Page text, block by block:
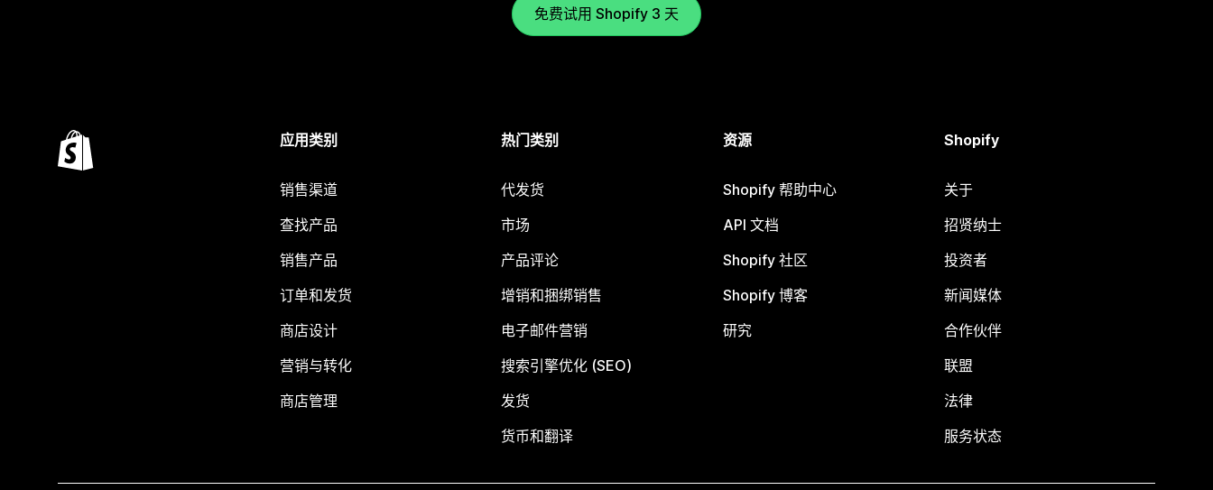
免费试用 Shopify 3 天
应用类别
销售渠道
查找产品
销售产品
订单和发货
商店设计
营销与转化
商店管理
热门类别
代发货
市场
产品评论
增销和捆绑销售
电子邮件营销
搜索引擎优化 (SEO)
发货
货币和翻译
资源
Shopify 帮助中心
API 文档
Shopify 社区
Shopify 博客
研究
Shopify
关于
招贤纳士
投资者
新闻媒体
合作伙伴
联盟
法律
服务状态